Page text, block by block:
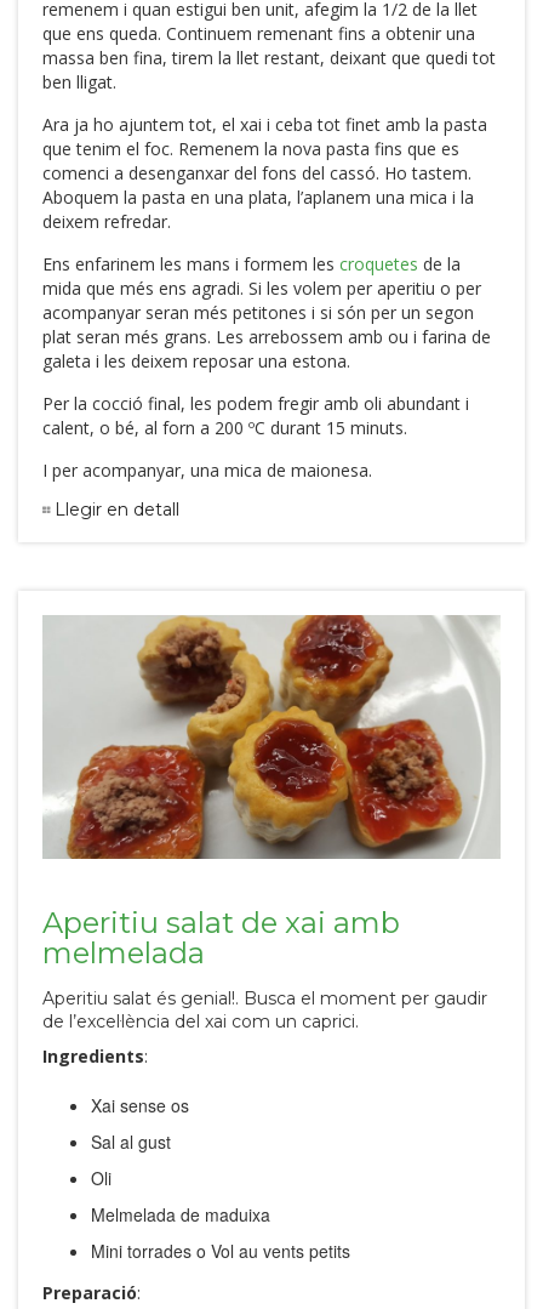
remenem i quan estigui ben unit, afegim la 1/2 de la llet
que ens queda. Continuem remenant fins a obtenir una
massa ben fina, tirem la llet restant, deixant que quedi tot
ben lligat.
Ara ja ho ajuntem tot, el xai i ceba tot finet amb la pasta
que tenim el foc. Remenem la nova pasta fins que es
comenci a desenganxar del fons del cassó. Ho tastem.
Aboquem la pasta en una plata, l’aplanem una mica i la
deixem refredar.
Ens enfarinem les mans i formem les croquetes de la
mida que més ens agradi. Si les volem per aperitiu o per
acompanyar seran més petitones i si són per un segon
plat seran més grans. Les arrebossem amb ou i farina de
galeta i les deixem reposar una estona.
Per la cocció final, les podem fregir amb oli abundant i
calent, o bé, al forn a 200 ºC durant 15 minuts.
I per acompanyar, una mica de maionesa.
Llegir en detall
Aperitiu salat de xai amb
melmelada
Aperitiu salat és genial!. Busca el moment per gaudir
de l’excel·lència del xai com un caprici.
Ingredients:
Xai sense os
Sal al gust
Oli
Melmelada de maduixa
Mini torrades o Vol au vents petits
Preparació: